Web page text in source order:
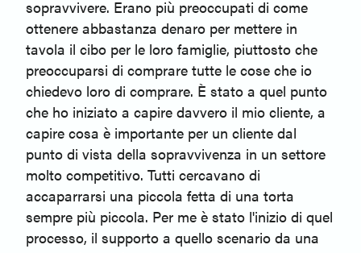
sopravvivere. Erano più preoccupati di come
ottenere abbastanza denaro per mettere in
tavola il cibo per le loro famiglie, piuttosto che
preoccuparsi di comprare tutte le cose che io
chiedevo loro di comprare. È stato a quel punto
che ho iniziato a capire davvero il mio cliente, a
capire cosa è importante per un cliente dal
punto di vista della sopravvivenza in un settore
molto competitivo. Tutti cercavano di
accaparrarsi una piccola fetta di una torta
sempre più piccola. Per me è stato l'inizio di quel
processo, il supporto a quello scenario da una